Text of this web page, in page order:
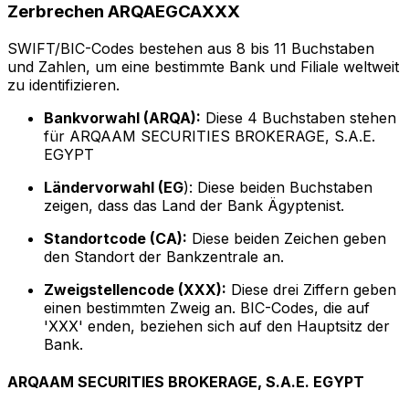
Zerbrechen ARQAEGCAXXX
SWIFT/BIC-Codes bestehen aus 8 bis 11 Buchstaben
und Zahlen, um eine bestimmte Bank und Filiale weltweit
zu identifizieren.
Bankvorwahl (ARQA): Diese 4 Buchstaben stehen
für ARQAAM SECURITIES BROKERAGE, S.A.E.
EGYPT
Ländervorwahl (EG): Diese beiden Buchstaben
zeigen, dass das Land der Bank Ägyptenist.
Standortcode (CA): Diese beiden Zeichen geben
den Standort der Bankzentrale an.
Zweigstellencode (XXX): Diese drei Ziffern geben
einen bestimmten Zweig an. BIC-Codes, die auf
'XXX' enden, beziehen sich auf den Hauptsitz der
Bank.
ARQAAM SECURITIES BROKERAGE, S.A.E. EGYPT